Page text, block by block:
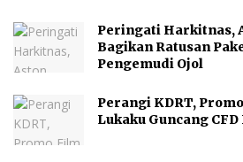
Peringati Harkitnas,
Bagikan Ratusan
Pengemudi Ojol
Perangi KDRT,
Lukaku Guncang